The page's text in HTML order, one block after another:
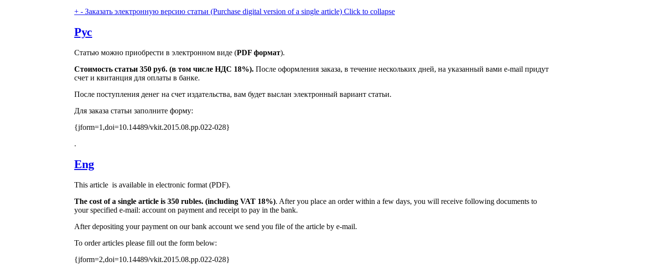
+ - Заказать электронную версию статьи (Purchase digital version of a single article) Click to collapse
Рус
Статью можно приобрести в электронном виде (PDF формат).
Стоимость статьи 350 руб. (в том числе НДС 18%). После оформления заказа, в течение нескольких дней, на указанный вами e-mail придут
счет и квитанция для оплаты в банке.
После поступления денег на счет издательства, вам будет выслан электронный вариант статьи.
Для заказа статьи заполните форму:
{jform=1,doi=10.14489/vkit.2015.08.pp.022-028}
.
Eng
This article is available in electronic format (PDF).
The cost of a single article is 350 rubles. (including VAT 18%). After you place an order within a few days, you will receive following documents to
your specified e-mail: account on payment and receipt to pay in the bank.
After depositing your payment on our bank account we send you file of the article by e-mail.
To order articles please fill out the form below:
{jform=2,doi=10.14489/vkit.2015.08.pp.022-028}